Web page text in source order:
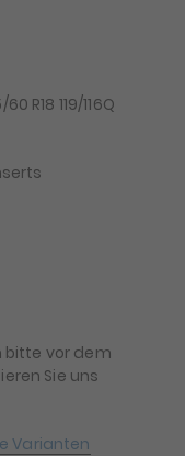
R18 119/116Q
bitte vor dem
Sie uns
Varianten